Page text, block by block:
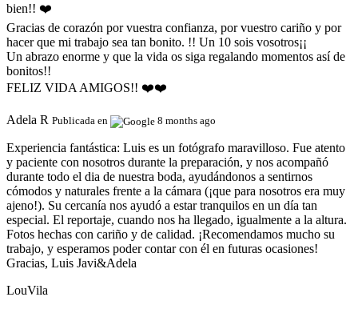
bien!! ❤️
Gracias de corazón por vuestra confianza, por vuestro cariño y por
hacer que mi trabajo sea tan bonito. !! Un 10 sois vosotros¡¡
Un abrazo enorme y que la vida os siga regalando momentos así de
bonitos!!
FELIZ VIDA AMIGOS!! ❤️❤️
Adela R Publicada en 8 months ago
Experiencia fantástica: Luis es un fotógrafo maravilloso. Fue atento
y paciente con nosotros durante la preparación, y nos acompañó
durante todo el dia de nuestra boda, ayudándonos a sentirnos
cómodos y naturales frente a la cámara (¡que para nosotros era muy
ajeno!). Su cercanía nos ayudó a estar tranquilos en un día tan
especial. El reportaje, cuando nos ha llegado, igualmente a la altura.
Fotos hechas con cariño y de calidad. ¡Recomendamos mucho su
trabajo, y esperamos poder contar con él en futuras ocasiones!
Gracias, Luis Javi&Adela
LouVila